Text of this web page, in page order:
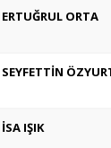
ERTUĞRUL ORTA
SEYFETTİN
İSA IŞIK